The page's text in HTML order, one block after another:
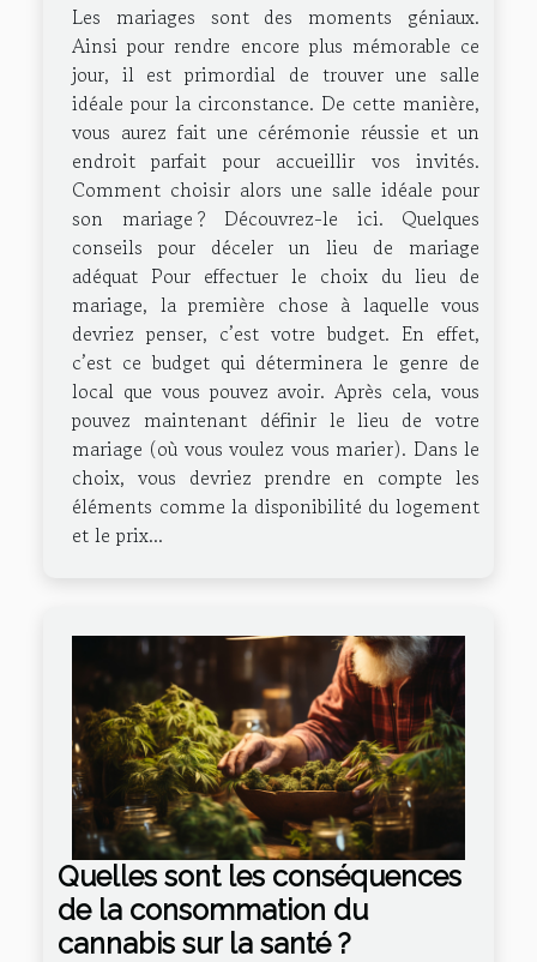
Les mariages sont des moments géniaux.
Ainsi pour rendre encore plus mémorable ce
jour, il est primordial de trouver une salle
idéale pour la circonstance. De cette manière,
vous aurez fait une cérémonie réussie et un
endroit parfait pour accueillir vos invités.
Comment choisir alors une salle idéale pour
son mariage ? Découvrez-le ici. Quelques
conseils pour déceler un lieu de mariage
adéquat Pour effectuer le choix du lieu de
mariage, la première chose à laquelle vous
devriez penser, c’est votre budget. En effet,
c’est ce budget qui déterminera le genre de
local que vous pouvez avoir. Après cela, vous
pouvez maintenant définir le lieu de votre
mariage (où vous voulez vous marier). Dans le
choix, vous devriez prendre en compte les
éléments comme la disponibilité du logement
et le prix...
Quelles sont les conséquences
de la consommation du
cannabis sur la santé ?